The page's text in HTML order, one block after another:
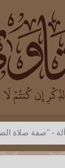
بن العثيمين